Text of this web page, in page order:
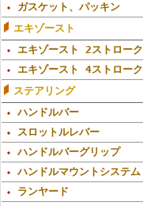
ガスケット、パッキン
エキゾースト
エキゾースト 2ストローク
エキゾースト 4ストローク
ステアリング
ハンドルバー
スロットルレバー
ハンドルバーグリップ
ハンドルマウントシステム
ランヤード